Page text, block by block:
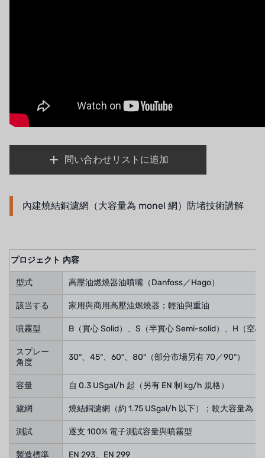
ATS
ウェーブサイバー
ボスキーニ
WL
キャッシュアクメ
矢崎
RUNXIN
問い合わせリストに追加
內建燒結銅濾網（大容量為 monel 網）防堵技術講解
プロジェクト 內容
型式 高壓油燃燒器油噴嘴（Danfoss／Hago）
該当する 家用與商用高壓油燃燒器；輕油與重油
噴霧型 B（實心 Solid）、S（半實心 Semi-solid）、H（空
スプレー
角度
30°、45°、60°、80°（部分市場另有 70／90°）
容量 自 0.3 USgal/h 起（另有 EN 制 kg/h 規格）
濾網 燒結銅濾網（約 1.75 USgal/h 以下）；較大容量為
測試 逐支 100% 電子測試容量與噴霧型
製造標準 EN 293、EN 299